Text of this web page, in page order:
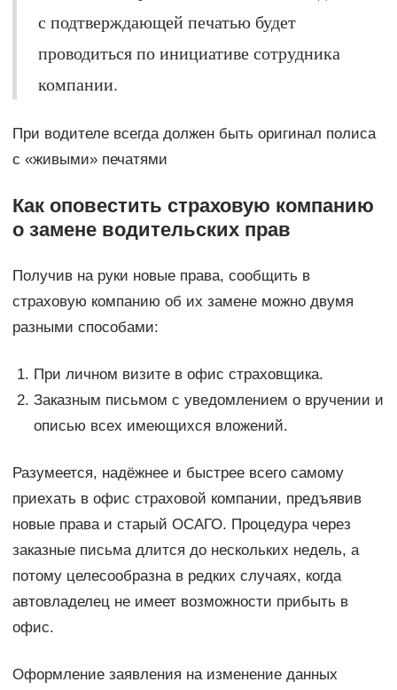
с подтверждающей печатью будет
проводиться по инициативе сотрудника
компании.
При водителе всегда должен быть оригинал полиса
с «живыми» печатями
Как оповестить страховую компанию
о замене водительских прав
Получив на руки новые права, сообщить в
страховую компанию об их замене можно двумя
разными способами:
При личном визите в офис страховщика.
Заказным письмом с уведомлением о вручении и
описью всех имеющихся вложений.
Разумеется, надёжнее и быстрее всего самому
приехать в офис страховой компании, предъявив
новые права и старый ОСАГО. Процедура через
заказные письма длится до нескольких недель, а
потому целесообразна в редких случаях, когда
автовладелец не имеет возможности прибыть в
офис.
Оформление заявления на изменение данных